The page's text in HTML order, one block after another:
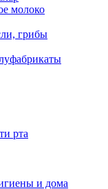
молоко
грибы
рта